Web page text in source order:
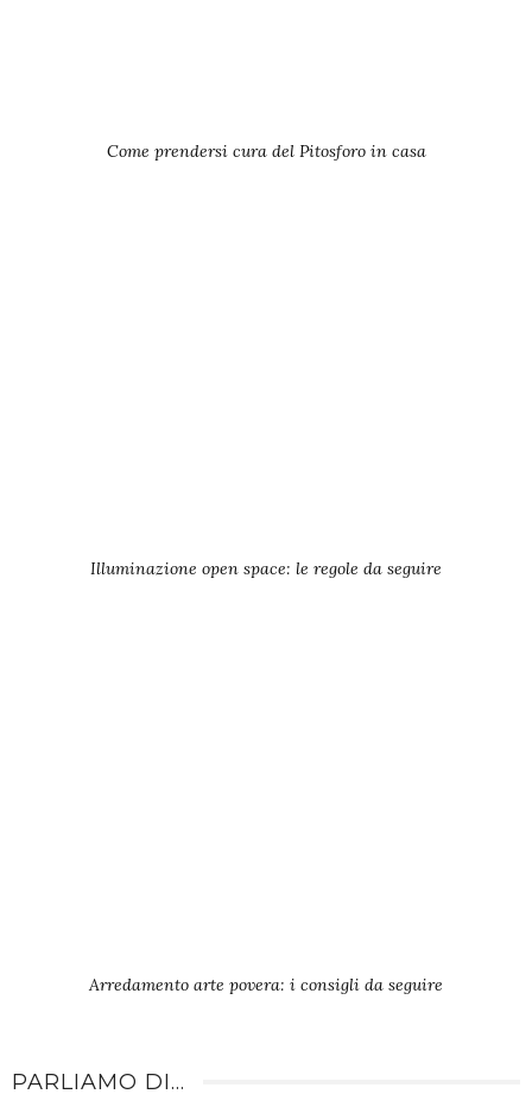
Come prendersi cura del Pitosforo in casa
Illuminazione open space: le regole da seguire
Arredamento arte povera: i consigli da seguire
PARLIAMO DI…